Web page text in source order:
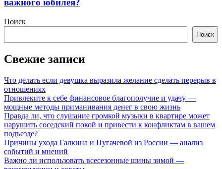
важного юбилея?
Поиск
Поиск
Свежие записи
Что делать если девушка выразила желание сделать перерыв в
отношениях
Привлеките к себе финансовое благополучие и удачу —
мощные методы приманивания денег в свою жизнь
Правда ли, что слушание громкой музыки в квартире может
нарушить соседский покой и привести к конфликтам в вашем
подъезде?
Причины ухода Галкина и Пугачевой из России — анализ
событий и мнений
Важно ли использовать всесезонные шины зимой —